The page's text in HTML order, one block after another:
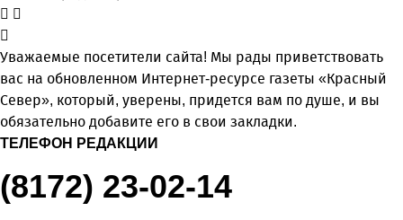
Уважаемые посетители сайта! Мы рады приветствовать
вас на обновленном Интернет-ресурсе газеты «Красный
Север», который, уверены, придется вам по душе, и вы
обязательно добавите его в свои закладки.
ТЕЛЕФОН РЕДАКЦИИ
(8172) 23-02-14